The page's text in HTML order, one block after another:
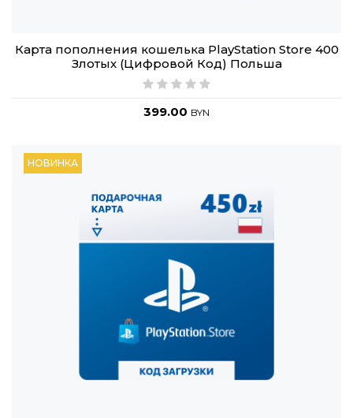
Карта пополнения кошелька PlayStation Store 400
Злотых (Цифровой Код) Польша
399.00 BYN
НОВИНКА